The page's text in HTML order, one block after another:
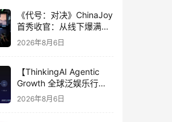
《代号：对决》ChinaJoy
首秀收官：从线下爆满看
见玩家的真实期待
2026年8月6日
【ThinkingAI Agentic
Growth 全球泛娱乐行业
峰会】Agent 时代，人到
2026年8月6日